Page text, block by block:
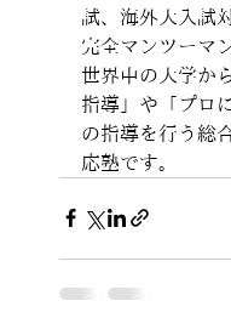
試、海外大入試
完全マンツーマ
世界中の大学か
指導」や「プロ
の指導を行う総
応塾です。